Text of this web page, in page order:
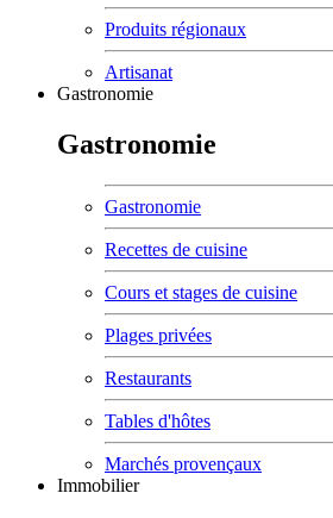
Produits régionaux
Artisanat
Gastronomie
Gastronomie
Gastronomie
Recettes de cuisine
Cours et stages de cuisine
Plages privées
Restaurants
Tables d'hôtes
Marchés provençaux
Immobilier